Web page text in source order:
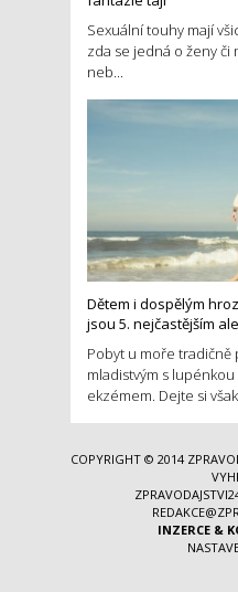
Sexuální touhy mají
zda se jedná o ženy či
neb...
Dětem i dospělým
jsou 5. nejčastějším
Pobyt u moře tradičně
mladistvým s
ekzémem. Dejte si však
COPYRIGHT © 2014
INZERCE&